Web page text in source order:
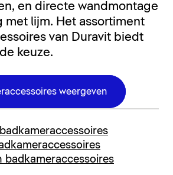
en directe wandmontage
met lijm. Het assortiment
van Duravit biedt
keuze.
weergeven
badkameraccessoires